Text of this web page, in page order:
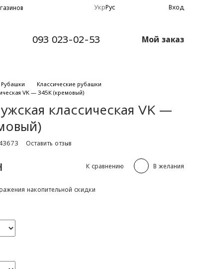
УкрРус Вход
093 023-02-53 Мой заказ
Рубашки
Классические рубашки
VK — 345К (кремовый)
классическая VK —
Оставить отзыв
К сравнению В желания
накопительной скидки